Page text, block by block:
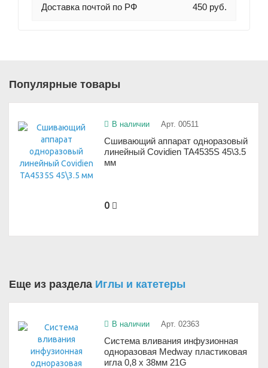
Доставка почтой по РФ 450 руб.
Популярные товары
В наличии Арт. 00511
Сшивающий аппарат одноразовый
линейный Covidien TA4535S 45\3.5
мм
0
Еще из раздела Иглы и катетеры
В наличии Арт. 02363
Система вливания инфузионная
одноразовая Medway пластиковая
игла 0,8 x 38мм 21G